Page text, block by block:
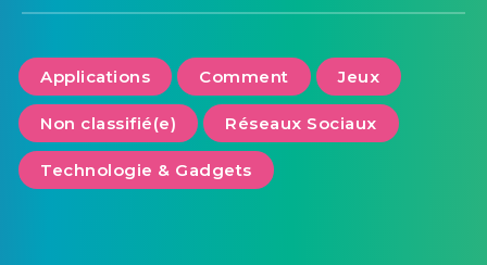
Applications Comment Jeux
Non classifié(e) Réseaux Sociaux
Technologie & Gadgets